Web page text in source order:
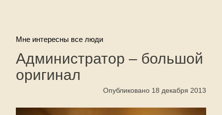
Мне интересны все люди
Администратор – большой
оригинал
Опубликовано 18 декабря 2013